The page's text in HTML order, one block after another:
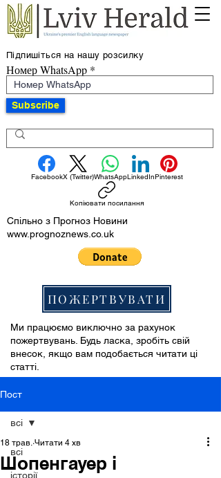
Підпишіться на нашу розсилку
Номер WhatsApp
Subscribe
FacebookX (Twitter)WhatsAppLinkedInPinterest
Копіювати посилання
Спільно з Прогноз Новини
www.prognoznews.co.uk
ПОЖЕРТВУВАТИ
Ми працюємо виключно за рахунок
пожертвувань. Будь ласка, зробіть свій
внесок, якщо вам подобається читати ці
статті.
Пост
всі
історії
всі
Шопенгауер і
18 трав. Читати 4 хв